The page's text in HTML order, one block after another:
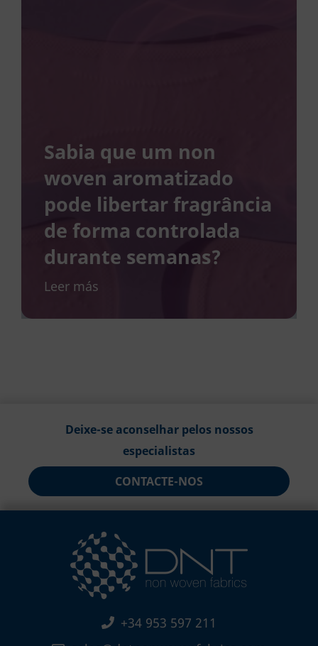
Sabia que um non
woven aromatizado
pode libertar fragrância
de forma controlada
durante semanas?
Leer más
Deixe-se aconselhar pelos nossos
especialistas
CONTACTE-NOS
+34 953 597 211